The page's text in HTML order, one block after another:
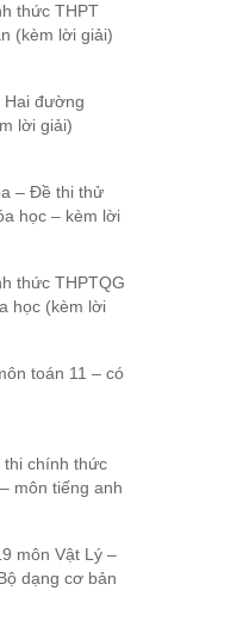
thức THPT
(kèm lời giải)
Hai đường
lời giải)
– Đề thi thử
học – kèm lời
thức THPTQG
học (kèm lời
toán 11 – có
thi chính thức
môn tiếng anh
môn Vật Lý –
dạng cơ bản